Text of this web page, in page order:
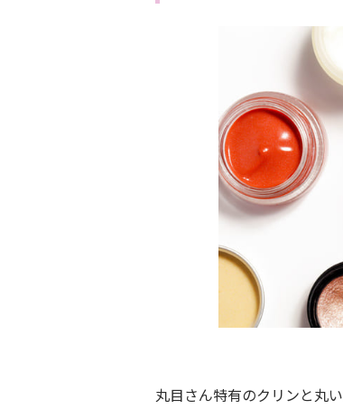
丸目さん特有のクリンと丸